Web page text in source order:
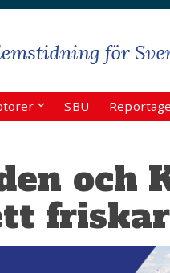
SBU Reportage
och